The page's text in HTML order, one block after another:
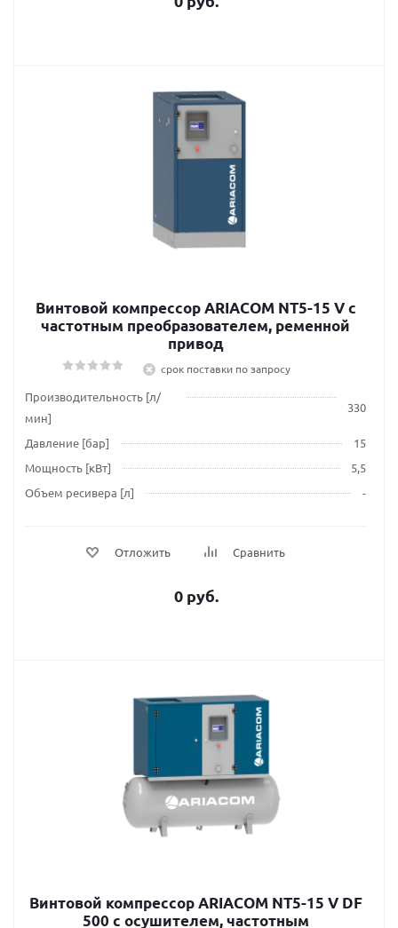
Винтовой компрессор ARIACOM NT5-15 V с
частотным преобразователем, ременной
привод
срок поставки по запросу
Производительность [л/
мин]
330
Давление [бар]
15
Мощность [кВт]
5,5
Объем ресивера [л]
-
Отложить Сравнить
0 руб.
Винтовой компрессор ARIACOM NT5-15 V DF
500 с осушителем, частотным